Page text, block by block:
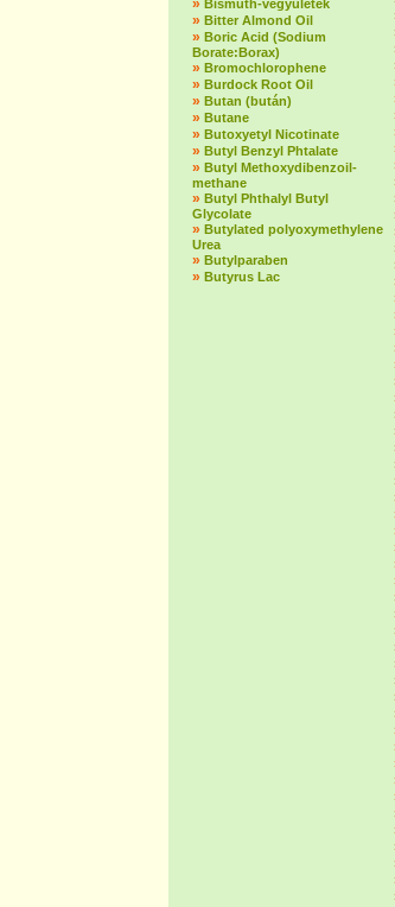
» Bismuth-vegyületek
» Bitter Almond Oil
» Boric Acid (Sodium
Borate:Borax)
» Bromochlorophene
» Burdock Root Oil
» Butan (bután)
» Butane
» Butoxyetyl Nicotinate
» Butyl Benzyl Phtalate
» Butyl Methoxydibenzoil-
methane
» Butyl Phthalyl Butyl
Glycolate
» Butylated polyoxymethylene
Urea
» Butylparaben
» Butyrus Lac